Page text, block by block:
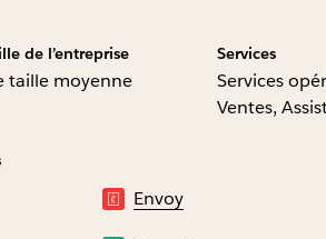
de l’entreprise
taille moyenne
Services
Services
Ventes,
Envoy